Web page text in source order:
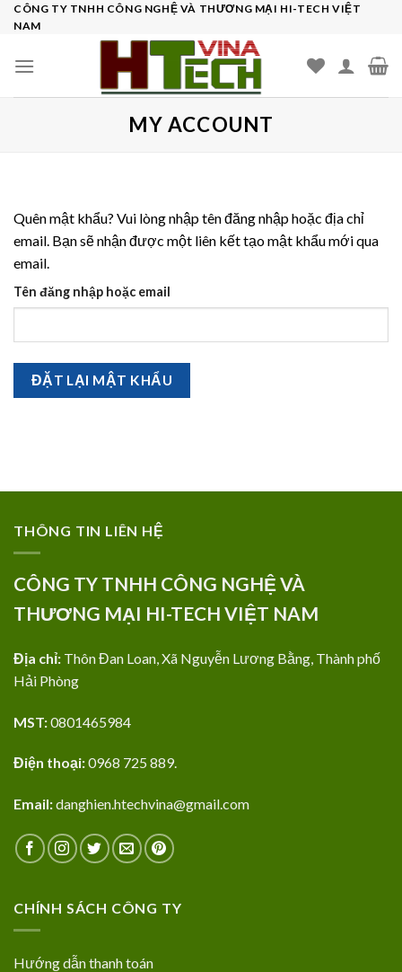
SkipCÔNG TY TNHH CÔNG NGHỆ VÀ THƯƠNG MẠI HI-TECH VIỆT
NAM
MY ACCOUNT
Quên mật khẩu? Vui lòng nhập tên đăng nhập hoặc địa chỉ
email. Bạn sẽ nhận được một liên kết tạo mật khẩu mới qua
email.
Tên đăng nhập hoặc email
ĐẶT LẠI MẬT KHẨU
THÔNG TIN LIÊN HỆ
CÔNG TY TNHH CÔNG NGHỆ VÀ
THƯƠNG MẠI HI-TECH VIỆT NAM
Địa chỉ: Thôn Đan Loan, Xã Nguyễn Lương Bằng, Thành phố
Hải Phòng
MST:0801465984
Điện thoại:0968 725 889.
Email:danghien.htechvina@gmail.com
CHÍNH SÁCH CÔNG TY
Hướng dẫn thanh toán